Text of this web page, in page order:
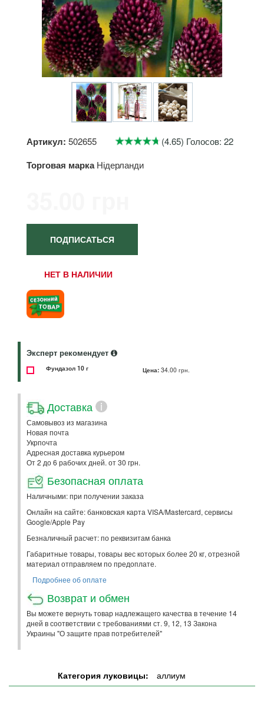
Артикул: 502655 (4.65) Голосов: 22
Торговая марка Нідерланди
ПОДПИСАТЬСЯ
НЕТ В НАЛИЧИИ
Эксперт рекомендует
Фундазол 10 г Цена: 34.00 грн.
Доставка i
Самовывоз из магазина
Новая почта
Укрпочта
Адресная доставка курьером
От 2 до 6 рабочих дней. от 30 грн.
Безопасная оплата
Наличными: при получении заказа
Онлайн на сайте: банковская карта VISA/Mastercard, сервисы
Google/Apple Pay
Безналичный расчет: по реквизитам банка
Габаритные товары, товары вес которых более 20 кг, отрезной
материал отправляем по предоплате.
Подробнее об оплате
Возврат и обмен
Вы можете вернуть товар надлежащего качества в течение 14
дней в соответствии с требованиями ст. 9, 12, 13 Закона
Украины "О защите прав потребителей"
Категория луковицы: аллиум